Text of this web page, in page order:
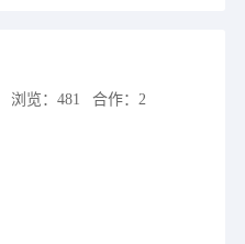
浏览： 481 合作： 2